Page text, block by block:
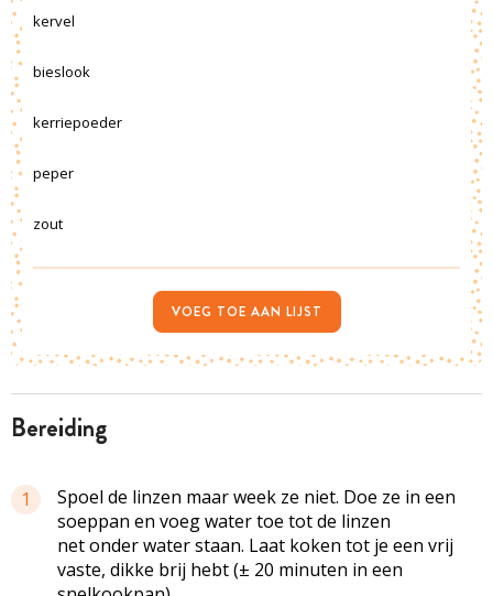
bereiding
1
Spoel de linzen maar week ze niet. Doe ze in een
soeppan en voeg water toe tot de linzen
net onder water staan. Laat koken tot je een vrij
vaste, dikke brij hebt (± 20 minuten in een
kervel
bieslook
kerriepoeder
peper
zout
VOEG TOE AAN LIJST